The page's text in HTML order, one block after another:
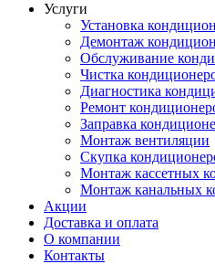
Услуги
Установка
Демонтаж
Обслуживание
Чистка
Диагностика
Ремонт
Заправка
Монтаж вентиляции
Скупка
Монтаж кассетных
Монтаж канальных
Акции
Доставка и оплата
О компании
Контакты